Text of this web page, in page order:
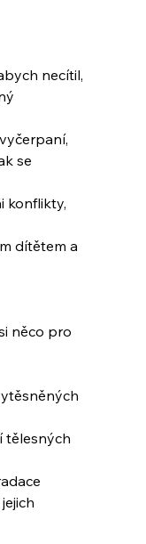
necítil,
se
konflikty,
dítětem a
něco pro
tělesných